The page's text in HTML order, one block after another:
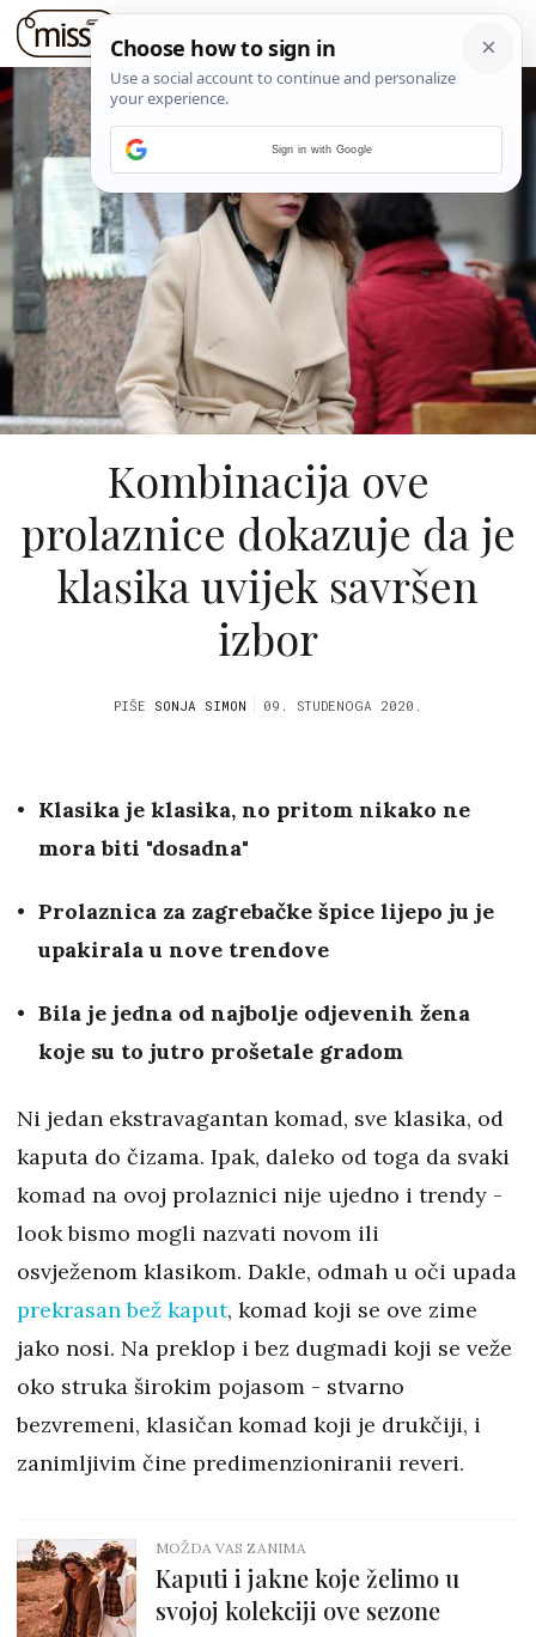
Kombinacija ove
prolaznice dokazuje da je
klasika uvijek savršen
izbor
PIŠE SONJA SIMON 09. STUDENOGA 2020.
Klasika je klasika, no pritom nikako ne
mora biti "dosadna"
Prolaznica za zagrebačke špice lijepo ju je
upakirala u nove trendove
Bila je jedna od najbolje odjevenih žena
koje su to jutro prošetale gradom
Ni jedan ekstravagantan komad, sve klasika, od
kaputa do čizama. Ipak, daleko od toga da svaki
komad na ovoj prolaznici nije ujedno i trendy -
look bismo mogli nazvati novom ili
osvježenom klasikom. Dakle, odmah u oči upada
prekrasan bež kaput, komad koji se ove zime
jako nosi. Na preklop i bez dugmadi koji se veže
oko struka širokim pojasom - stvarno
bezvremeni, klasičan komad koji je drukčiji, i
zanimljivim čine predimenzioniranii reveri.
MOŽDA VAS ZANIMA
Kaputi i jakne koje želimo u
svojoj kolekciji ove sezone
Sign in with Google